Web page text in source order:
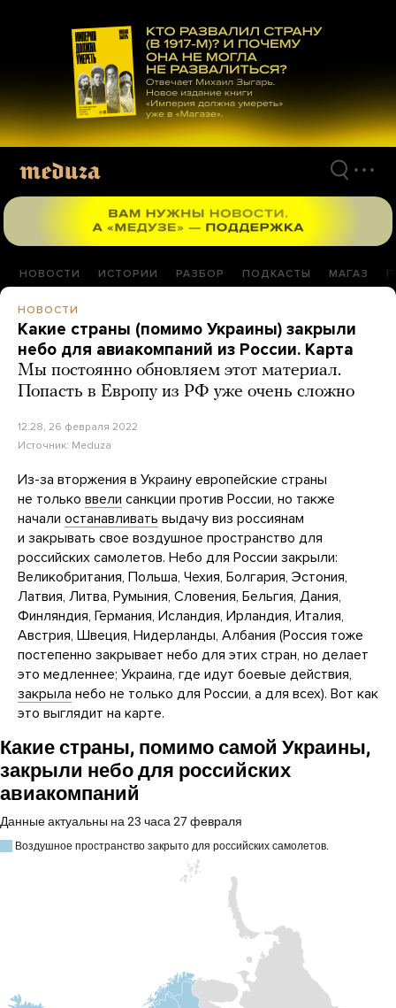
материалам
НОВОСТИ ИСТОРИИ РАЗБОР ПОДКАСТЫ МАГАЗ
НОВОСТИ
Какие страны (помимо Украины) закрыли
небо для авиакомпаний из России. Карта
Мы постоянно обновляем этот материал.
Попасть в Европу из РФ уже очень сложно
12:28, 26 февраля 2022
Источник: Meduza
Из-за вторжения в Украину европейские страны
не только ввели санкции против России, но также
начали останавливать выдачу виз россиянам
и закрывать свое воздушное пространство для
российских самолетов. Небо для России закрыли:
Великобритания, Польша, Чехия, Болгария, Эстония,
Латвия, Литва, Румыния, Словения, Бельгия, Дания,
Финляндия, Германия, Исландия, Ирландия, Италия,
Австрия, Швеция, Нидерланды, Албания (Россия тоже
постепенно закрывает небо для этих стран, но делает
это медленнее; Украина, где идут боевые действия,
закрыла небо не только для России, а для всех). Вот как
это выглядит на карте.